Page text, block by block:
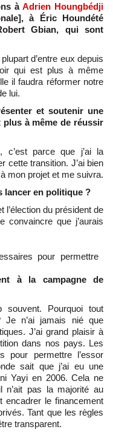
àAdrien Houngbédji
à Éric Houndété
Gbian, qui sont
d’entre eux depuis
qui est plus à même
il faudra réformer notre
lui.
et soutenir une
à même de réussir
parce que j’ai la
cette transition. J’ai bien
mon projet et me suivra.
lancer en politique ?
l’élection du président de
convaincre que j’aurais
pour permettre
à la campagne de
souvent. Pourquoi tout
Je n’ai jamais nié que
J’ai grand plaisir à
dans nos pays. Les
pour permettre l’essor
sait que j’ai eu une
Yayi en 2006. Cela ne
n’ait pas la majorité au
encadrer le financement
Tant que les règles
transparent.